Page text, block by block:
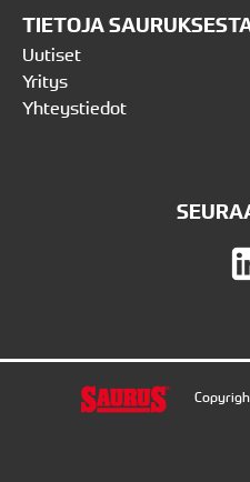
TIETOJA
Uutiset
Yritys
Yhteystiedot